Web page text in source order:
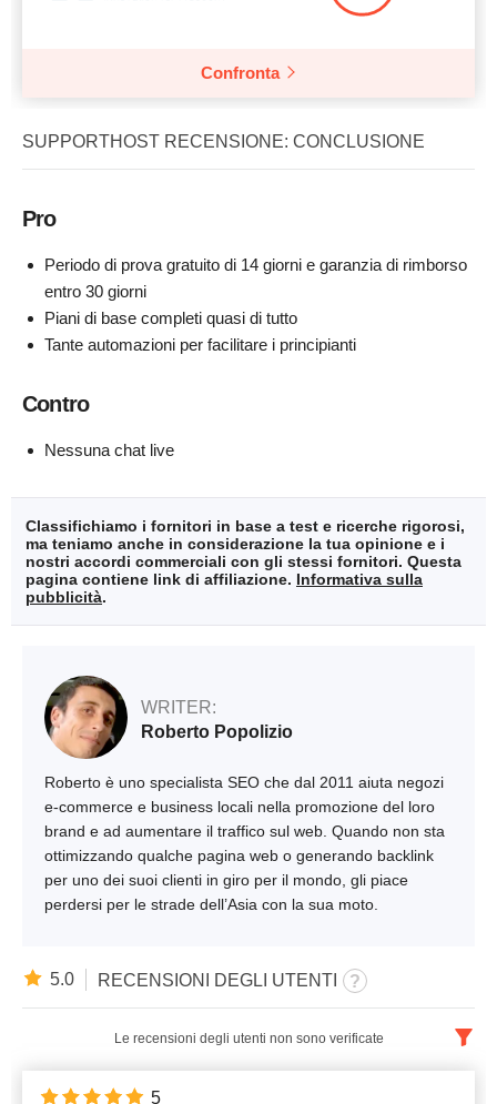
Confronta
SUPPORTHOST RECENSIONE: CONCLUSIONE
Pro
Periodo di prova gratuito di 14 giorni e garanzia di rimborso
entro 30 giorni
Piani di base completi quasi di tutto
Tante automazioni per facilitare i principianti
Contro
Nessuna chat live
Classifichiamo i fornitori in base a test e ricerche rigorosi,
ma teniamo anche in considerazione la tua opinione e i
nostri accordi commerciali con gli stessi fornitori. Questa
pagina contiene link di affiliazione. Informativa sulla
pubblicità.
WRITER:
Roberto Popolizio
Roberto è uno specialista SEO che dal 2011 aiuta negozi
e-commerce e business locali nella promozione del loro
brand e ad aumentare il traffico sul web. Quando non sta
ottimizzando qualche pagina web o generando backlink
per uno dei suoi clienti in giro per il mondo, gli piace
perdersi per le strade dell’Asia con la sua moto.
5.0 RECENSIONI DEGLI UTENTI
Le recensioni degli utenti non sono verificate
5